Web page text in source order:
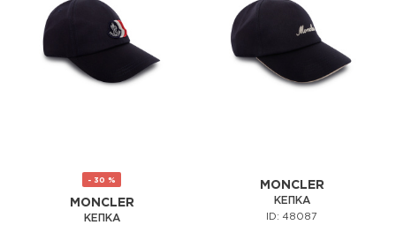
- 30 %
MONCLER
КЕПКА
MONCLER
КЕПКА
ID: 48087